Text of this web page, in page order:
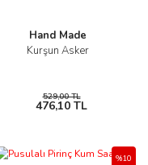
Hand Made
Kurşun Asker
529,00 TL
476,10 TL
%10